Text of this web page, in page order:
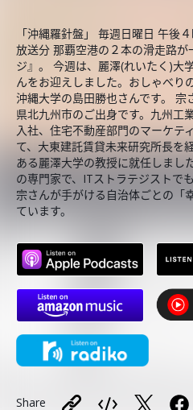
「沖縄羅針盤」 毎週日曜日 午後
放送分 那覇空港の２本の滑走路
ジ』。 今週は、麗澤(れいたく)大
んをお迎えしました。おしゃべり
沖縄大学の島田勝也さんです。
県北九州市のご出身です。九州工
入社、住宅不動産部門のマーケテ
て、大東建託賃貸未来研究所長を
ある麗澤大学の教授に就任しまし
の専門家で、ITストラテジストで
宗さんが手がける自治体ごとの「
ています。
Share